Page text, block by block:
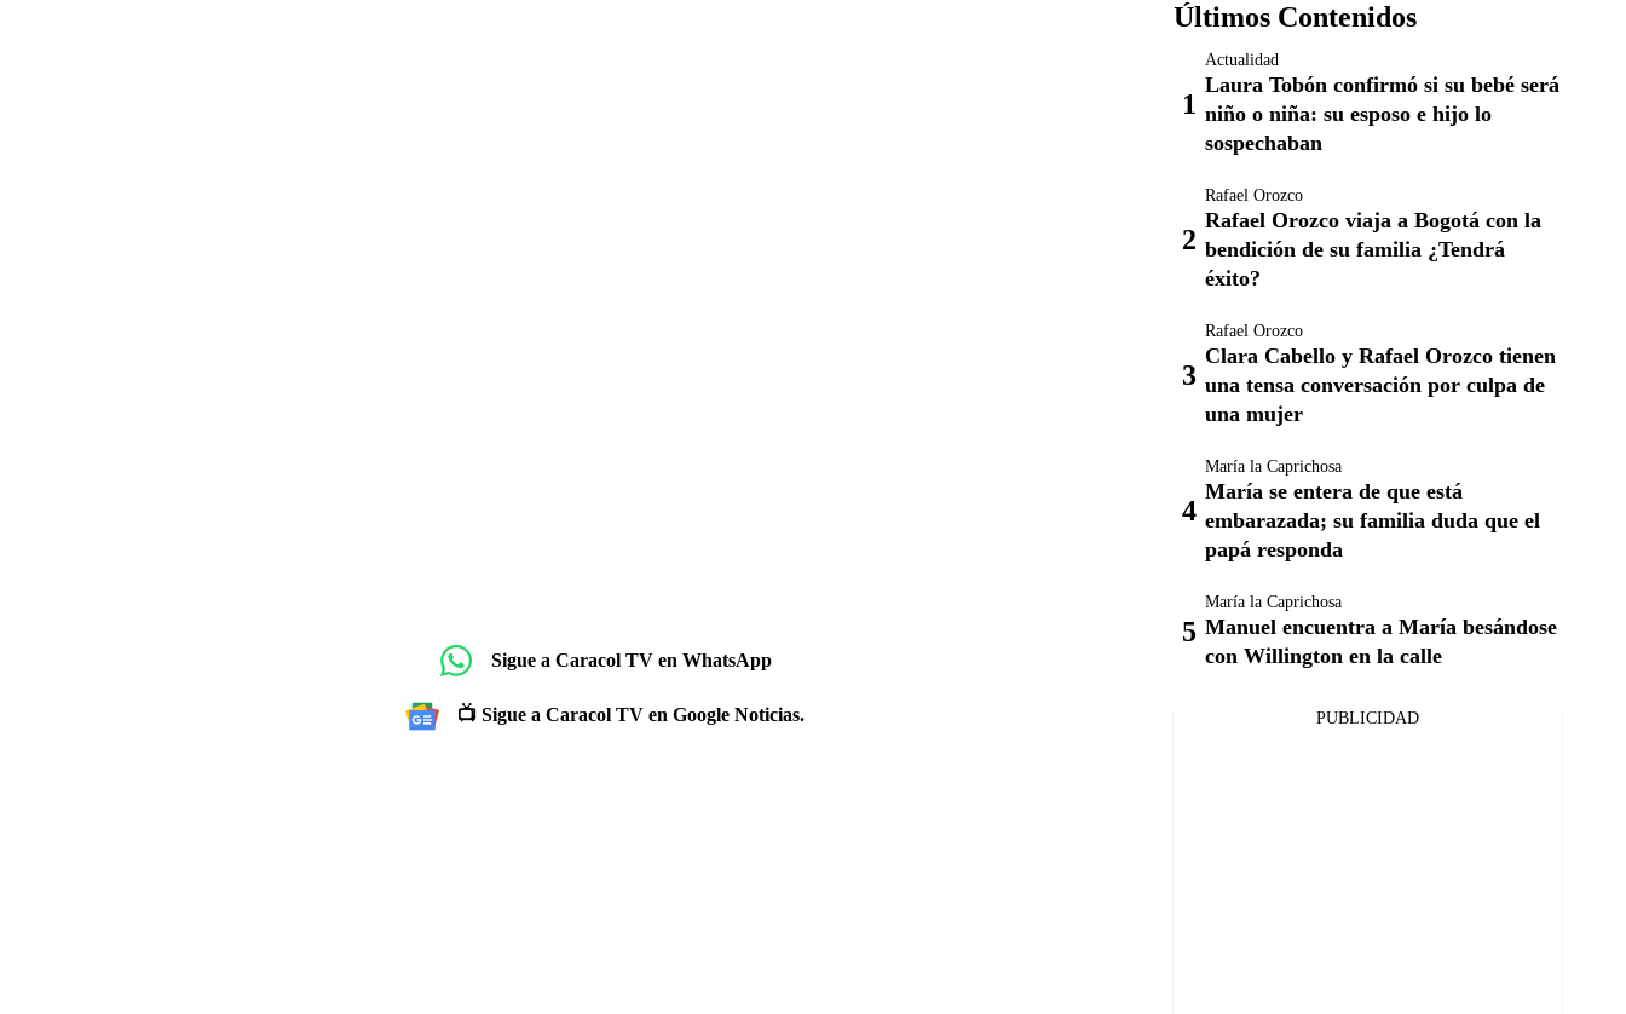
Sigue a Caracol TV en WhatsApp
📺 Sigue a Caracol TV en Google Noticias.
Últimos Contenidos
Actualidad
Laura Tobón confirmó si su bebé será
niño o niña: su esposo e hijo lo
sospechaban
Rafael Orozco
Rafael Orozco viaja a Bogotá con la
bendición de su familia ¿Tendrá
éxito?
Rafael Orozco
Clara Cabello y Rafael Orozco tienen
una tensa conversación por culpa de
una mujer
María la Caprichosa
María se entera de que está
embarazada; su familia duda que el
papá responda
María la Caprichosa
Manuel encuentra a María besándose
con Willington en la calle
PUBLICIDAD